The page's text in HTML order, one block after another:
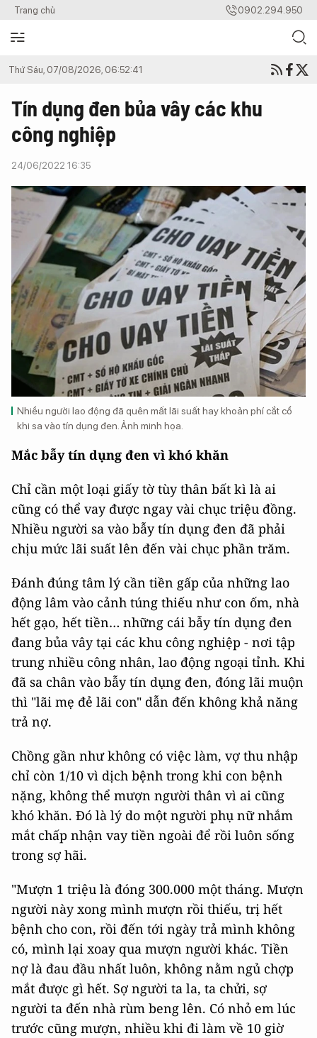
Trang chủ 0902.294.950
Thứ Sáu, 07/08/2026, 06:52:41
Tín dụng đen bủa vây các khu
công nghiệp
24/06/2022 16:35
Nhiều người lao động đã quên mất lãi suất hay khoản phí cắt cổ
khi sa vào tín dụng đen. Ảnh minh họa.
Mắc bẫy tín dụng đen vì khó khăn
Chỉ cần một loại giấy tờ tùy thân bất kì là ai
cũng có thể vay được ngay vài chục triệu đồng.
Nhiều người sa vào bẫy tín dụng đen đã phải
chịu mức lãi suất lên đến vài chục phần trăm.
Đánh đúng tâm lý cần tiền gấp của những lao
động lâm vào cảnh túng thiếu như con ốm, nhà
hết gạo, hết tiền… những cái bẫy tín dụng đen
đang bủa vây tại các khu công nghiệp - nơi tập
trung nhiều công nhân, lao động ngoại tỉnh. Khi
đã sa chân vào bẫy tín dụng đen, đóng lãi muộn
thì "lãi mẹ đẻ lãi con" dẫn đến không khả năng
trả nợ.
Chồng gần như không có việc làm, vợ thu nhập
chỉ còn 1/10 vì dịch bệnh trong khi con bệnh
nặng, không thể mượn người thân vì ai cũng
khó khăn. Đó là lý do một người phụ nữ nhắm
mắt chấp nhận vay tiền ngoài để rồi luôn sống
trong sợ hãi.
"Mượn 1 triệu là đóng 300.000 một tháng. Mượn
người này xong mình mượn rồi thiếu, trị hết
bệnh cho con, rồi đến tới ngày trả mình không
có, mình lại xoay qua mượn người khác. Tiền
nợ là đau đầu nhất luôn, không nằm ngủ chợp
mắt được gì hết. Sợ người ta la, ta chửi, sợ
người ta đến nhà rùm beng lên. Có nhỏ em lúc
trước cũng mượn, nhiều khi đi làm về 10 giờ